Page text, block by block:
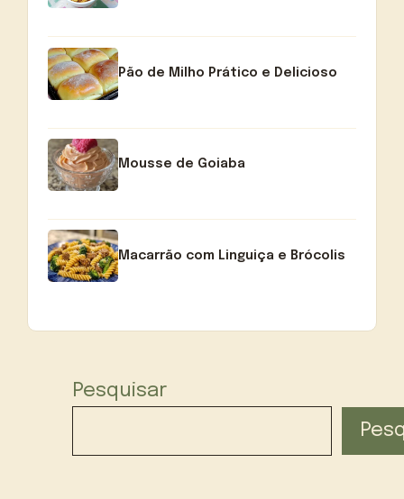
Pão de Milho Prático e Delicioso
Mousse de Goiaba
Macarrão com Linguiça e Brócolis
Pesquisar